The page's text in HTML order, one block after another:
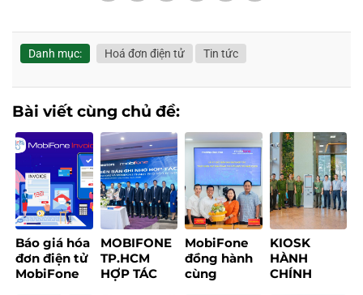
Danh mục: Hoá đơn điện tử Tin tức
Bài viết cùng chủ đề:
Báo giá hóa
đơn điện tử
MobiFone
MOBIFONE
TP.HCM
HỢP TÁC
MobiFone
đồng hành
cùng
KIOSK
HÀNH
CHÍNH